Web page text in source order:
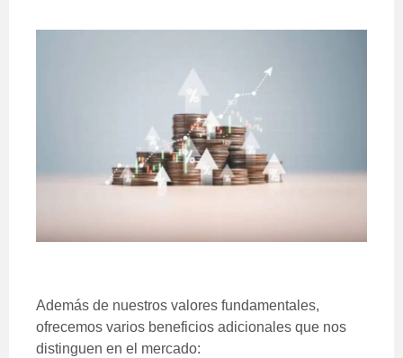
Además de nuestros valores fundamentales,
ofrecemos varios beneficios adicionales que nos
distinguen en el mercado: